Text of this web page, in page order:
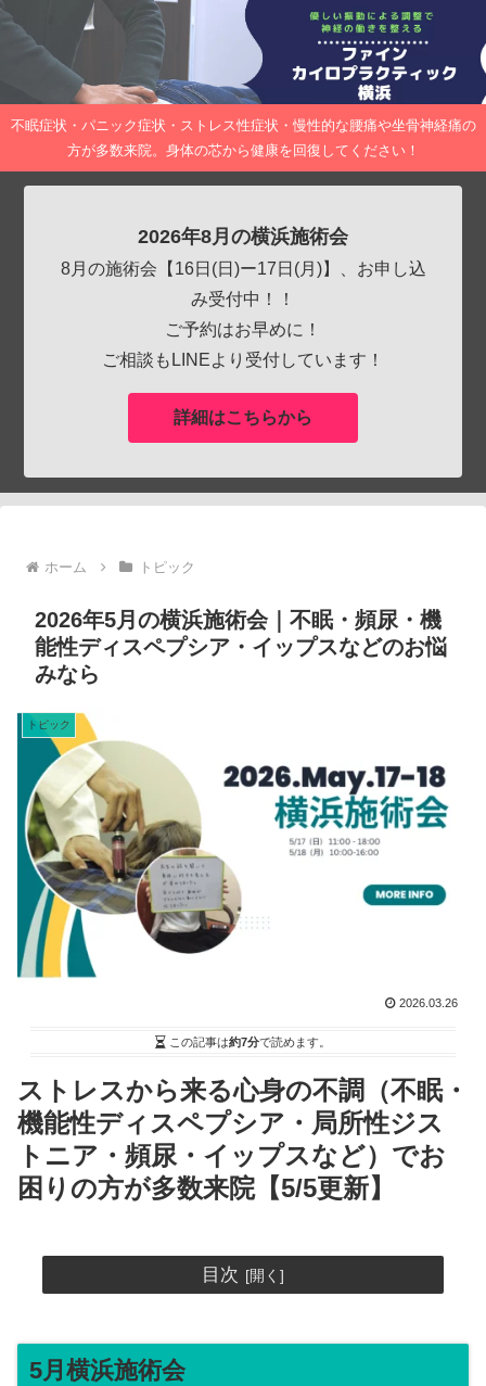
不眠症状・パニック症状・ストレス性症状・慢性的な腰痛や坐骨神経痛の
方が多数来院。身体の芯から健康を回復してください！
2026年8月の横浜施術会
8月の施術会【16日(日)ー17日(月)】、お申し込
み受付中！！
ご予約はお早めに！
ご相談もLINEより受付しています！
詳細はこちらから
ホーム トピック
2026年5月の横浜施術会｜不眠・頻尿・機
能性ディスペプシア・イップスなどのお悩
みなら
トピック
2026.03.26
この記事は約7分で読めます。
ストレスから来る心身の不調（不眠・
機能性ディスペプシア・局所性ジス
トニア・頻尿・イップスなど）でお
困りの方が多数来院【5/5更新】
目次
5月横浜施術会